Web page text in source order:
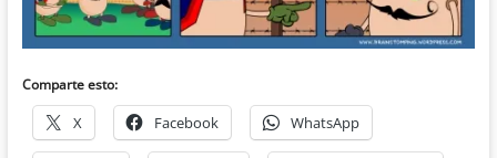
Comparte esto:
X Facebook WhatsApp